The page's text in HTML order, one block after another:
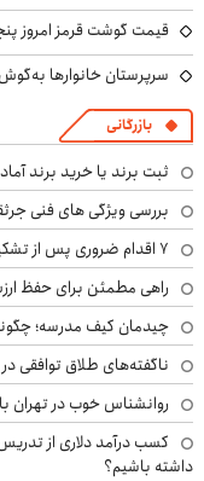
قیمت گوشت قرمز امروز پنجشنبه ۱۵ مرداد
سرپرستان خانوارها
بازرگانی
ثبت برند یا خرید برند
بررسی ویژگی های فنی
۷ اقدام ضروری پس از تشکیل پرونده مواد مخدر؛ راهنمای خانواده‌ها
راهی مطمئن برای حفظ
چیدمان کیف مدرسه؛
ناگفته‌های طلاق
روانشناس خوب در تهران
کسب درآمد دلاری از
داشته باشیم؟